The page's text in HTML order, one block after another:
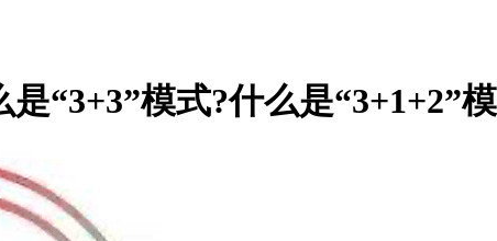
“3+3”模式?什么是“3+1+2”